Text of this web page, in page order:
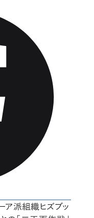
ア派組織ヒズブッ